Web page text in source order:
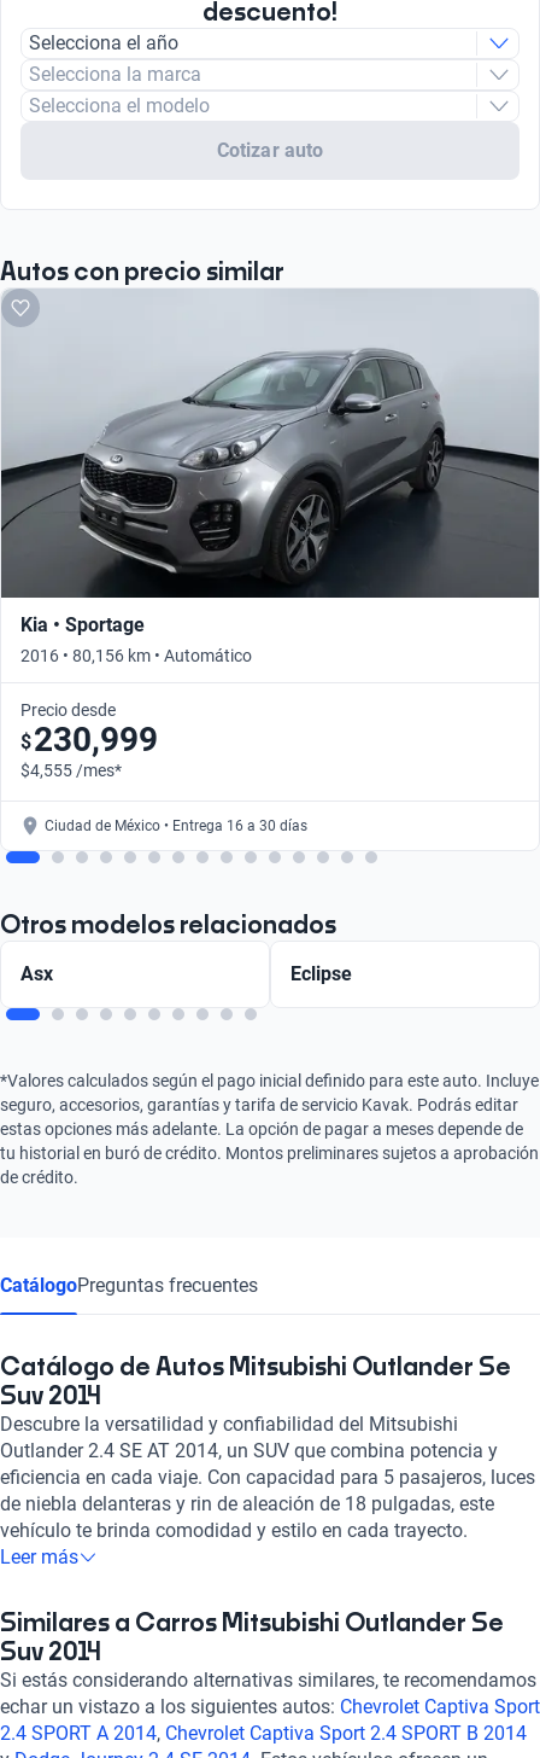
descuento!
Selecciona el año
Selecciona la marca
Selecciona el modelo
Cotizar auto
Autos con precio similar
Kia • Sportage
2016 • 80,156 km • Automático
Precio desde
$230,999
$4,555 /mes*
Ciudad de México • Entrega 16 a 30 días
Otros modelos relacionados
Asx Eclipse
*Valores calculados según el pago inicial definido para este auto. Incluye
seguro, accesorios, garantías y tarifa de servicio Kavak. Podrás editar
estas opciones más adelante. La opción de pagar a meses depende de
tu historial en buró de crédito. Montos preliminares sujetos a aprobación
de crédito.
CatálogoPreguntas frecuentes
Catálogo de Autos Mitsubishi Outlander Se
Suv 2014
Descubre la versatilidad y confiabilidad del Mitsubishi
Outlander 2.4 SE AT 2014, un SUV que combina potencia y
eficiencia en cada viaje. Con capacidad para 5 pasajeros, luces
de niebla delanteras y rin de aleación de 18 pulgadas, este
vehículo te brinda comodidad y estilo en cada trayecto.
Equipado con un motor de 2.4 litros y 4 cilindros, alcanza una
caballos de fuerza. Disfruta de su tracción 4x2, asientos de
tela/terciopelo, aire acondicionado automático, control de
crucero y sistema de frenos ABS, garantizando seguridad y
confort en cada kilómetro. Con una calificación de 5 en
consumo de combustible y 2.5 en componentes de seguridad,
el Mitsubishi Outlander 2.4 SE AT 2014 es la elección perfecta
Leer más
Similares a Carros Mitsubishi Outlander Se
Suv 2014
Si estás considerando alternativas similares, te recomendamos
echar un vistazo a los siguientes autos: Chevrolet Captiva Sport
2.4 SPORT A 2014, Chevrolet Captiva Sport 2.4 SPORT B 2014